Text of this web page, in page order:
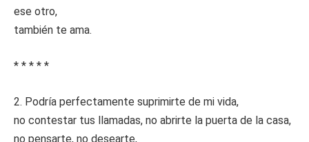
ese otro,
también te ama.
* * * * *
2. Podría perfectamente suprimirte de mi vida,
no contestar tus llamadas, no abrirte la puerta de la casa,
no pensarte, no desearte,